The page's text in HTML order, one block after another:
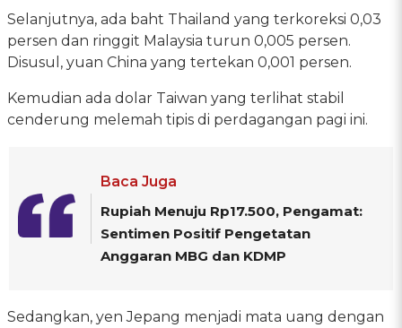
Selanjutnya, ada baht Thailand yang terkoreksi 0,03
persen dan ringgit Malaysia turun 0,005 persen.
Disusul, yuan China yang tertekan 0,001 persen.
Kemudian ada dolar Taiwan yang terlihat stabil
cenderung melemah tipis di perdagangan pagi ini.
Baca Juga
Rupiah Menuju Rp17.500, Pengamat:
Sentimen Positif Pengetatan
Anggaran MBG dan KDMP
Sedangkan, yen Jepang menjadi mata uang dengan